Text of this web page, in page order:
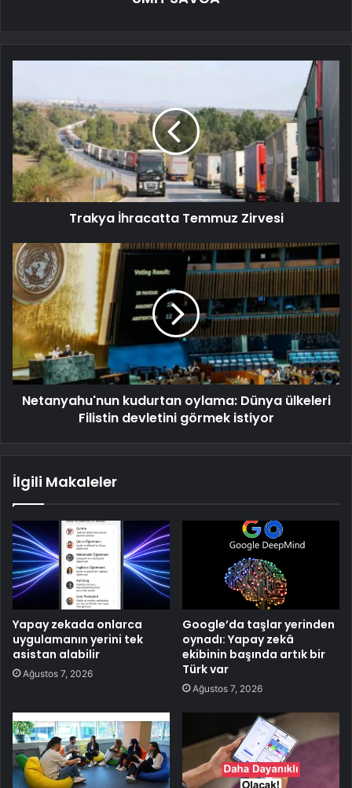
Trakya İhracatta Temmuz Zirvesi
Netanyahu'nun kudurtan oylama: Dünya ülkeleri
Filistin devletini görmek istiyor
İlgili Makaleler
Yapay zekada onlarca
uygulamanın yerini tek
asistan alabilir
Ağustos 7, 2026
Google’da taşlar yerinden
oynadı: Yapay zekâ
ekibinin başında artık bir
Türk var
Ağustos 7, 2026